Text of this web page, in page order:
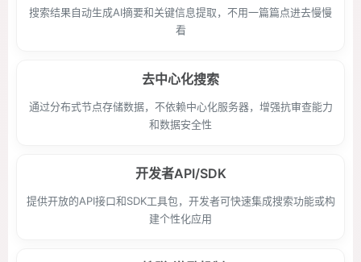
搜索结果自动生成AI摘要和关键信息提取，不用一篇篇点进去慢慢
看
去中心化搜索
通过分布式节点存储数据，不依赖中心化服务器，增强抗审查能力
和数据安全性
开发者API/SDK
提供开放的API接口和SDK工具包，开发者可快速集成搜索功能或构
建个性化应用